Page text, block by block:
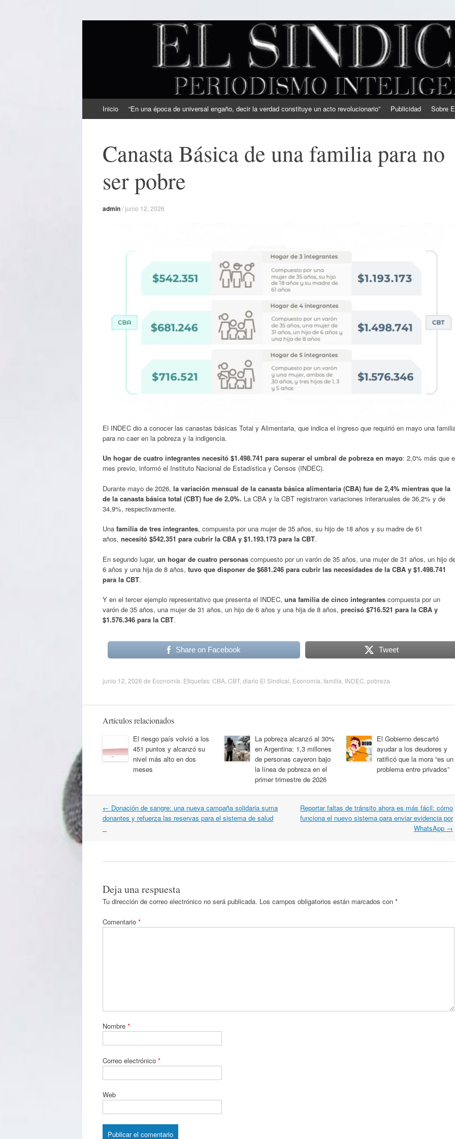
EL SINDICAL
Periodismo Inteligente
al
Inicio “En una época de universal engaño, decir la verdad constituye un acto revolucionario” Publicidad Sobre
Canasta Básica de una familia para no
ser pobre
admin/junio 12, 2026
El INDEC dio a conocer las canastas básicas Total y Alimentaria, que indica el ingreso que requirió en mayo una
para no caer en la pobreza y la indigencia.
Un hogar de cuatro integrantes necesitó $1.498.741 para superar el umbral de pobreza en mayo: 2,0% más que
mes previo, informó el Instituto Nacional de Estadística y Censos (INDEC).
Durante mayo de 2026, la variación mensual de la canasta básica alimentaria (CBA) fue de 2,4% mientras que la
de la canasta básica total (CBT) fue de 2,0%. La CBA y la CBT registraron variaciones interanuales de 36,2% y de
34,9%, respectivamente.
Una familia de tres integrantes, compuesta por una mujer de 35 años, su hijo de 18 años y su madre de 61
años, necesitó $542.351 para cubrir la CBA y $1.193.173 para la CBT.
En segundo lugar, un hogar de cuatro personas compuesto por un varón de 35 años, una mujer de 31 años, un hijo
6 años y una hija de 8 años, tuvo que disponer de $681.246 para cubrir las necesidades de la CBA y $1.498.741
para la CBT.
Y en el tercer ejemplo representativo que presenta el INDEC, una familia de cinco integrantes compuesta por un
varón de 35 años, una mujer de 31 años, un hijo de 6 años y una hija de 8 años, precisó $716.521 para la CBA y
$1.576.346 para la CBT.
Share on Facebook Tweet
junio 12, 2026 de Economía . Etiquetas:CBA CBT, diario El Sindical Economía familia INDEC pobreza
Artículos relacionados
El riesgo país volvió a los
451 puntos y alcanzó su
nivel más alto en dos
meses
La pobreza alcanzó al 30%
en Argentina: 1,3 millones
de personas cayeron bajo
la línea de pobreza en el
primer trimestre de 2026
El Gobierno descartó
ayudar a los deudores y
ratificó que la mora “es un
problema entre privados”
Navegación
por
← Donación de sangre: una nueva campaña solidaria suma
donantes y refuerza las reservas para el sistema de salud
Reportar faltas de tránsito ahora es más fácil: cómo
funciona el nuevo sistema para enviar evidencia por
WhatsApp →
Deja una respuesta
Tu dirección de correo electrónico no será publicada. Los campos obligatorios están marcados con *
Comentario *
Nombre *
Correo electrónico *
Web